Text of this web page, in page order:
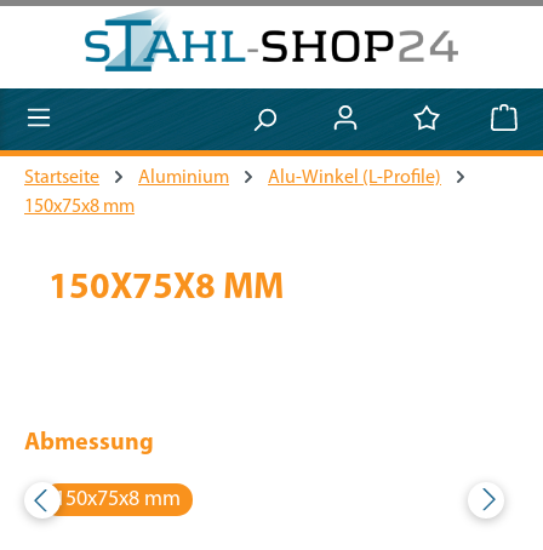
Zum Hauptinhalt springen
Startseite Aluminium
Alu-Winkel (L-Profile)
150x75x8 mm
150X75X8 MM
Abmessung
150x75x8 mm